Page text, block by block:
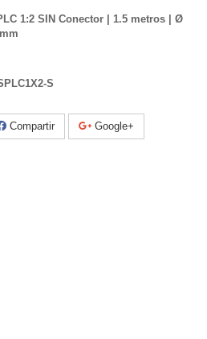
1:2 SIN Conector | 1.5 metros | Ø
S
Compartir Google+